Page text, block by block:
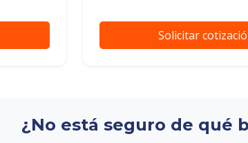
Solicitar
¿No está seguro de qué